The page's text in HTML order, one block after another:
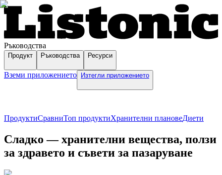
Ръководства
Продукт Ръководства Ресурси
Вземи приложението Изтегли приложението
ПродуктиСравниТоп продуктиХранителни плановеДиети
Сладко — хранителни вещества, ползи
за здравето и съвети за пазаруване